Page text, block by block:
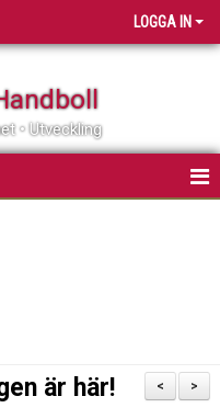
LOGGA IN
• Utveckling
>
<
är här!